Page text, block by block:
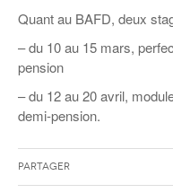
Quant au BAFD, deux
– du 10 au 15 mars,
pension
– du 12 au 20 avril,
demi-pension.
Partager